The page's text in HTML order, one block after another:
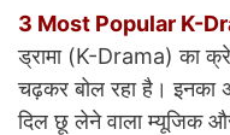
3 Most Popular K-
ड्रामा (K-Drama) का
चढ़कर बोल रहा है। इनका
दिल छू लेने वाला म्यूजिक